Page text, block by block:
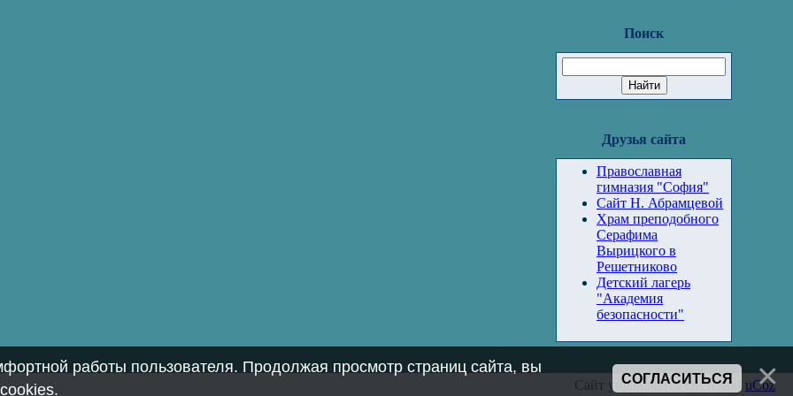
Поиск
Друзья сайта
Православная
гимназия "София"
Сайт Н. Абрамцевой
Храм преподобного
Серафима
Вырицкого в
Решетниково
Детский лагерь
"Академия
безопасности"
Сайт управляется системой uCoz
работы пользователя. Продолжая просмотр страниц сайта, вы
.
СОГЛАСИТЬСЯ